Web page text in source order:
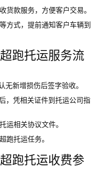
货款服务，方便客户交易。
方式，提前通知客户车辆到
跑托运服务流
无新增损伤后签字验收。
，凭相关证件到托运公司指
运相关协议文件。
跑托运任务。
跑托运收费参